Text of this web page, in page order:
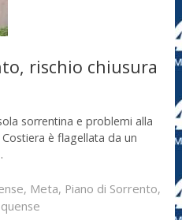
rischio chiusura
sorrentina e problemi alla
è flagellata da un
, Meta, Piano di Sorrento,